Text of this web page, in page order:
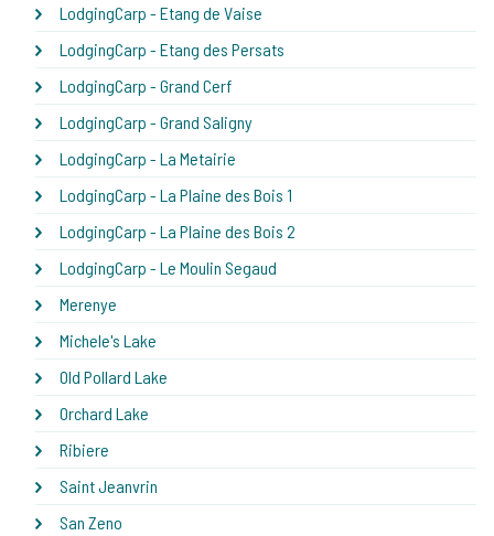
LodgingCarp - Etang de Vaise
LodgingCarp - Etang des Persats
LodgingCarp - Grand Cerf
LodgingCarp - Grand Saligny
LodgingCarp - La Metairie
LodgingCarp - La Plaine des Bois 1
LodgingCarp - La Plaine des Bois 2
LodgingCarp - Le Moulin Segaud
Merenye
Michele's Lake
Old Pollard Lake
Orchard Lake
Ribiere
Saint Jeanvrin
San Zeno